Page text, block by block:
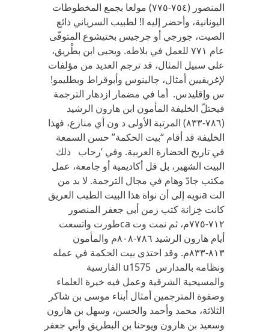
المنصور‏ (٧٥٤-٧٧٥) ‬مولعا بجمع المخطوطات
اليونانية، وأحضر إليه ا! لطبيب السرياني‏ ‬ذائع
الصيت،‏ ‬جورجي‏ ‬أو جرجيس بختيشوع المتوفّى
عام ‏٧٧١ ‬للعمل في‏ ‬بلاطه‏. ‬ويحيى ابن بطْريق،‏
‬على سبيل المثال،‏ ‬قد ترجم العديد من مؤلفات
لإغريقيين أمثال،‏ ‬چالينوس وأبوقراط وبطليمو!
س وإقليدس‏. ‬ أما في‏ ‬مضمار ازدهار الترجمة
فيحتلّ‏ ‬الخليفة المأمون ابن هارون الرشيد‏
(٧٨٦-٨٣٣) ‬المرتبة الأولى د ون أي‏ ‬منازع،‏ ‬فهذا
الخليفة قد أقام‏ “‬بيت الحكمة‏” ‬حسن السمعة
في‏ ‬تاريخ الحضارة العربية‏. ‬وفي‏ ‘رحاب ذلك
البيت الشهير،‏ ‬بل قل أكاديمية أو جامعة،‏ ‬عمل
مكتب جادّ‏ ‬وهام في‏ ‬مجال الترجمة‏. لا بد من
الت aنويه إلى أن نواة هذا البيت الطيب العريق
كانت خِزانة كتب زمن أبي‏ ‬جعفر المنصور
٧١٢-٧٧٥‬م،‏ ‬ثم نمت وت caطورت واتسعت
أيام هارون الرشيد ٧٨٦-٨٠٨‬م والمأمون
٨١٣-٨٣٣‬م‏. ‬وقد احتذى بيت الحكمة في‏ ‬عمله
ونظامه بالمدارس u1575 الفارسية
والمسيحية الشرقية وعمل فيه خيرة العلماء
وصفوة المترجمين أمثال أبناء موسى بن شاكر
الثلاثة،‏ ‬محمد وأحمد والحسن،‏ ‬وسهل بن هارون
وسعيد بن هارون ويوحنا بن البطريق وأبي‏ ‬جعفر